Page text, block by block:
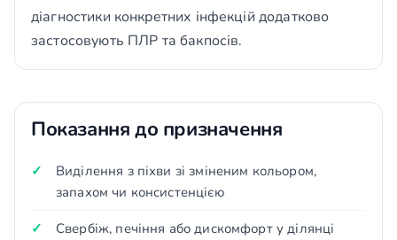
діагностики конкретних інфекцій додатково
застосовують ПЛР та бакпосів.
Показання до призначення
Виділення з піхви зі зміненим кольором,
запахом чи консистенцією
Свербіж, печіння або дискомфорт у ділянці